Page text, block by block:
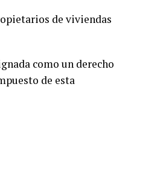
de viviendas
como un derecho
de esta